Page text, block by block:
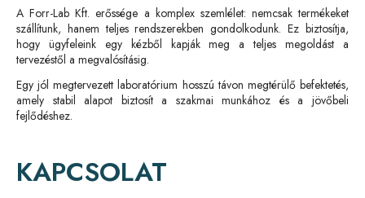
A Forr-Lab Kft. erőssége a komplex szemlélet: nemcsak termékeket
szállítunk, hanem teljes rendszerekben gondolkodunk. Ez biztosítja,
hogy ügyfeleink egy kézből kapják meg a teljes megoldást a
tervezéstől a megvalósításig.
Egy jól megtervezett laboratórium hosszú távon megtérülő befektetés,
amely stabil alapot biztosít a szakmai munkához és a jövőbeli
fejlődéshez.
KAPCSOLAT